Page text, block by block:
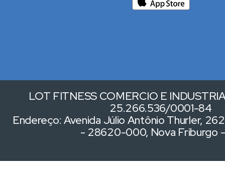
LOT FITNESS COMERCIO E
25.266.536/0001-84
Endereço: Avenida Júlio Antônio Thurler,
- 28620-000, Nova Friburgo